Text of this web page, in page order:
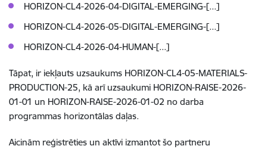
HORIZON-CL4-2026-04-DIGITAL-EMERGING-[...]
HORIZON-CL4-2026-05-DIGITAL-EMERGING-[...]
HORIZON-CL4-2026-04-HUMAN-[...]
Tāpat, ir iekļauts uzsaukums HORIZON-CL4-05-MATERIALS-
PRODUCTION-25, kā arī uzsaukumi HORIZON-RAISE-2026-
01-01 un HORIZON-RAISE-2026-01-02 no darba
programmas horizontālas daļas.
Aicinām reģistrēties un aktīvi izmantot šo partneru